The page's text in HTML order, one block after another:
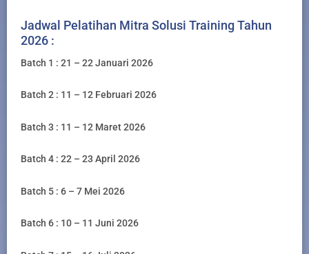
Jadwal Pelatihan Mitra Solusi Training Tahun
2026 :
Batch 1 : 21 – 22 Januari 2026
Batch 2 : 11 – 12 Februari 2026
Batch 3 : 11 – 12 Maret 2026
Batch 4 : 22 – 23 April 2026
Batch 5 : 6 – 7 Mei 2026
Batch 6 : 10 – 11 Juni 2026